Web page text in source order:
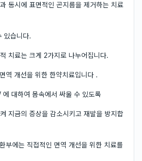
동시에 표면적인 곤지름을 제거하는 치료
있습니다.
치료는 크게 2가지로 나누어집니다.
역 개선을 위한 한약치료입니다 .
대하여 몸속에서 싸울 수 있도록
지금의 증상을 감소시키고 재발을 방지합
부에는 직접적인 면역 개선을 위한 치료를